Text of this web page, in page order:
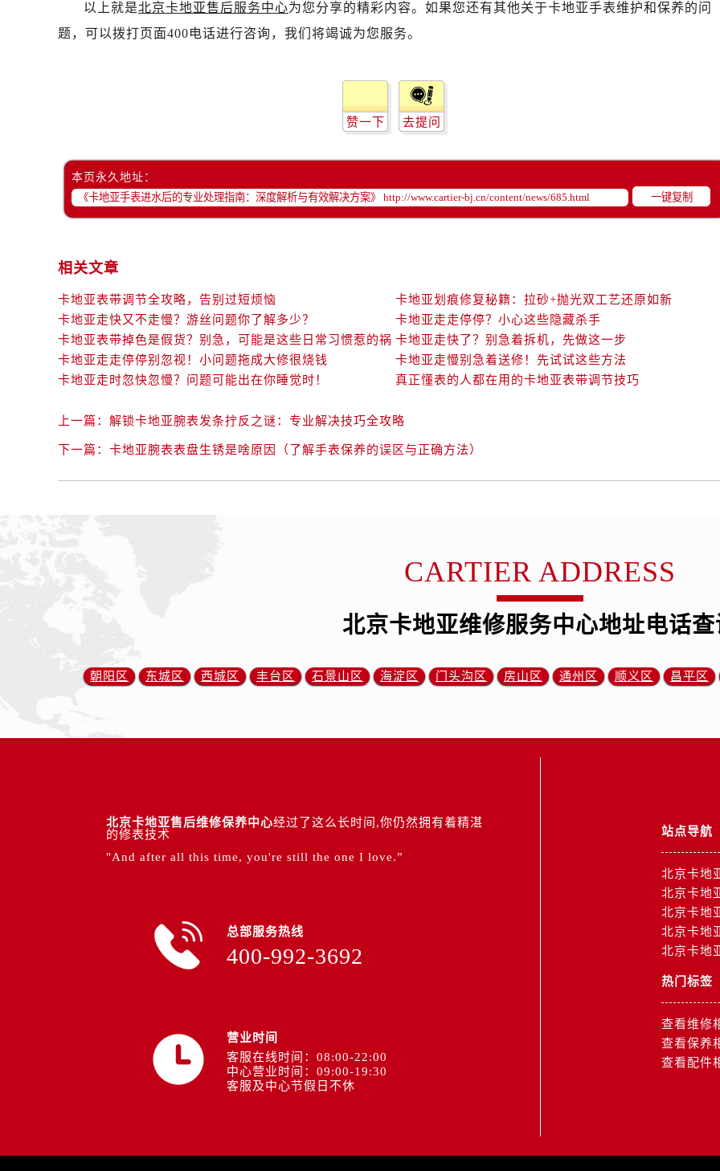
以上就是北京卡地亚售后服务中心为您分享的精彩内容。如果您还有其他关于卡地亚手表维护和保养的问
题，可以拨打页面400电话进行咨询，我们将竭诚为您服务。
赞一下 去提问
本页永久地址：
一键复制
相关文章
卡地亚表带调节全攻略，告别过短烦恼
卡地亚划痕修复秘籍：拉砂+抛光双工艺还原如新
卡地亚走快又不走慢？游丝问题你了解多少？
卡地亚走走停停？小心这些隐藏杀手
卡地亚表带掉色是假货？别急，可能是这些日常习惯惹的祸 卡地亚走快了？别急着拆机，先做这一步
卡地亚走走停停别忽视！小问题拖成大修很烧钱
卡地亚走慢别急着送修！先试试这些方法
卡地亚走时忽快忽慢？问题可能出在你睡觉时！
真正懂表的人都在用的卡地亚表带调节技巧
上一篇： 解锁卡地亚腕表发条拧反之谜：专业解决技巧全攻略
下一篇： 卡地亚腕表表盘生锈是啥原因（了解手表保养的误区与正确方法）
CARTIER ADDRESS
北京卡地亚维修服务中心地址电话查
朝阳区 东城区 西城区 丰台区 石景山区 海淀区 门头沟区 房山区 通州区 顺义区 昌平区
北京卡地亚售后维修保养中心经过了这么长时间,你仍然拥有着精湛
的修表技术
"And after all this time, you're still the one I love.”
总部服务热线
400-992-3692
营业时间
客服在线时间：08:00-22:00
中心营业时间：09:00-19:30
客服及中心节假日不休
站点导航
北京卡地
北京卡地
北京卡地
北京卡地
北京卡地
热门标签
查看维修
查看保养
查看配件